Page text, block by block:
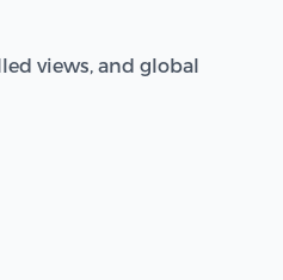
views, and global